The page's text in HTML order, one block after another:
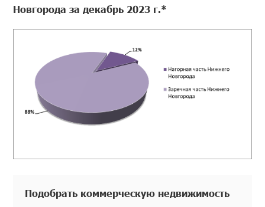
Новгорода за декабрь 2023 г.*
Подобрать коммерческую недвижимость